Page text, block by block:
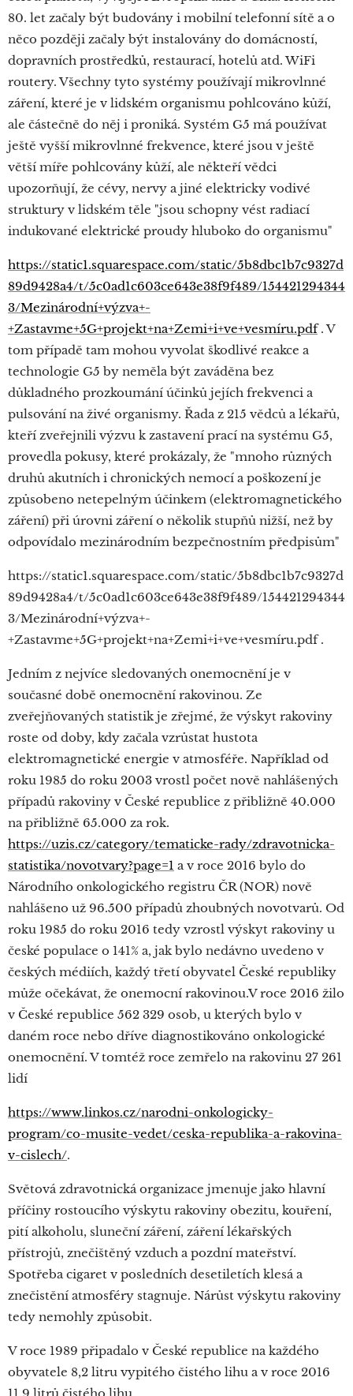
80. let začaly být budovány i mobilní telefonní sítě a o
něco později začaly být instalovány do domácností,
dopravních prostředků, restaurací, hotelů atd. WiFi
routery. Všechny tyto systémy používají mikrovlnné
záření, které je v lidském organismu pohlcováno kůží,
ale částečně do něj i proniká. Systém G5 má používat
ještě vyšší mikrovlnné frekvence, které jsou v ještě
větší míře pohlcovány kůží, ale někteří vědci
upozorňují, že cévy, nervy a jiné elektricky vodivé
struktury v lidském těle "jsou schopny vést radiací
indukované elektrické proudy hluboko do organismu"
https://static1.squarespace.com/static/5b8dbc1b7c9327d
89d9428a4/t/5c0ad1c603ce643e38f9f489/154421294344
3/Mezinárodní+výzva+-
+Zastavme+5G+projekt+na+Zemi+i+ve+vesmíru.pdf. V
tom případě tam mohou vyvolat škodlivé reakce a
technologie G5 by neměla být zaváděna bez
důkladného prozkoumání účinků jejích frekvenci a
pulsování na živé organismy. Řada z 215 vědců a lékařů,
kteří zveřejnili výzvu k zastavení prací na systému G5,
provedla pokusy, které prokázaly, že "mnoho různých
druhů akutních i chronických nemocí a poškození je
způsobeno netepelným účinkem (elektromagnetického
záření) při úrovni záření o několik stupňů nižší, než by
odpovídalo mezinárodním bezpečnostním předpisům"
https://static1.squarespace.com/static/5b8dbc1b7c9327d
89d9428a4/t/5c0ad1c603ce643e38f9f489/154421294344
3/Mezinárodní+výzva+-
+Zastavme+5G+projekt+na+Zemi+i+ve+vesmíru.pdf .
Jedním z nejvíce sledovaných onemocnění je v
současné době onemocnění rakovinou. Ze
zveřejňovaných statistik je zřejmé, že výskyt rakoviny
roste od doby, kdy začala vzrůstat hustota
elektromagnetické energie v atmosféře. Například od
roku 1985 do roku 2003 vrostl počet nově nahlášených
případů rakoviny v České republice z přibližně 40.000
na přibližně 65.000 za rok.
https://uzis.cz/category/tematicke-rady/zdravotnicka-
statistika/novotvary?page=1 a v roce 2016 bylo do
Národního onkologického registru ČR (NOR) nově
nahlášeno už 96.500 případů zhoubných novotvarů. Od
roku 1985 do roku 2016 tedy vzrostl výskyt rakoviny u
české populace o 141% a, jak bylo nedávno uvedeno v
českých médiích, každý třetí obyvatel České republiky
může očekávat, že onemocní rakovinou.V roce 2016 žilo
v České republice 562 329 osob, u kterých bylo v
daném roce nebo dříve diagnostikováno onkologické
onemocnění. V tomtéž roce zemřelo na rakovinu 27 261
lidí
https://www.linkos.cz/narodni-onkologicky-
program/co-musite-vedet/ceska-republika-a-rakovina-
v-cislech/.
Světová zdravotnická organizace jmenuje jako hlavní
příčiny rostoucího výskytu rakoviny obezitu, kouření,
pití alkoholu, sluneční záření, záření lékařských
přístrojů, znečištěný vzduch a pozdní mateřství.
Spotřeba cigaret v posledních desetiletích klesá a
znečistění atmosféry stagnuje. Nárůst výskytu rakoviny
tedy nemohly způsobit.
V roce 1989 připadalo v České republice na každého
obyvatele 8,2 litru vypitého čistého lihu a v roce 2016